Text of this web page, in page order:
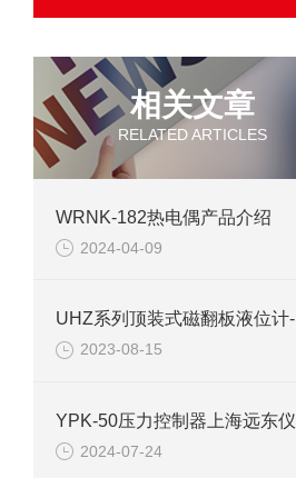
相关文章
RELATED ARTICLES
WRNK-182热电偶产品介绍
2024-04-09
2023-08-15
2024-07-24